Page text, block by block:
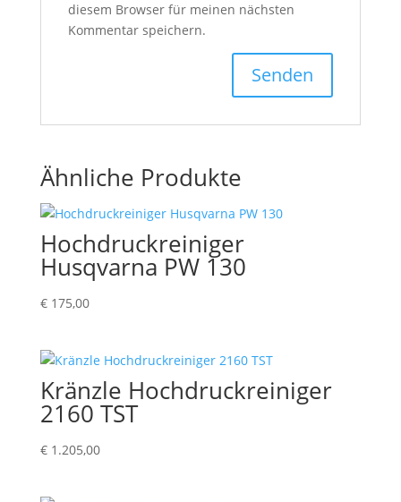
diesem Browser für meinen nächsten
Kommentar speichern.
Ähnliche Produkte
Hochdruckreiniger
Husqvarna PW 130
€175,00
Kränzle Hochdruckreiniger
2160 TST
€1.205,00